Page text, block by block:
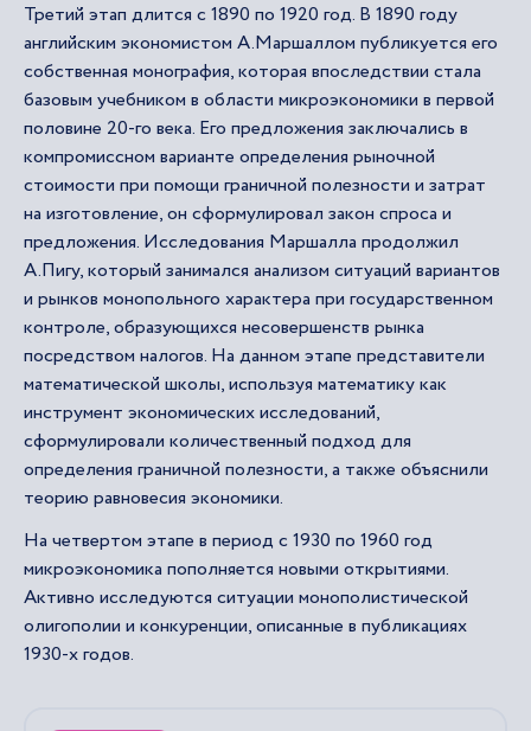
Третий этап длится с 1890 по 1920 год. В 1890 году
английским экономистом А.Маршаллом публикуется его
собственная монография, которая впоследствии стала
базовым учебником в области микроэкономики в первой
половине 20-го века. Его предложения заключались в
компромиссном варианте определения рыночной
стоимости при помощи граничной полезности и затрат
на изготовление, он сформулировал закон спроса и
предложения. Исследования Маршалла продолжил
А.Пигу, который занимался анализом ситуаций вариантов
и рынков монопольного характера при государственном
контроле, образующихся несовершенств рынка
посредством налогов. На данном этапе представители
математической школы, используя математику как
инструмент экономических исследований,
сформулировали количественный подход для
определения граничной полезности, а также объяснили
теорию равновесия экономики.
На четвертом этапе в период с 1930 по 1960 год
микроэкономика пополняется новыми открытиями.
Активно исследуются ситуации монополистической
олигополии и конкуренции, описанные в публикациях
1930-х годов.